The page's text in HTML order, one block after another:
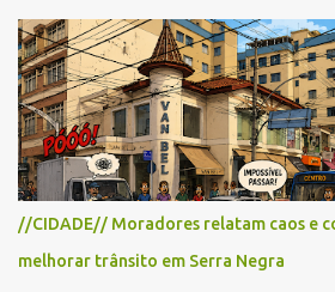
ambiental nas políticas públicas.
da Serra está localizado em uma das
Permanente no município, chamadas de
Brasileiro, Lei nº 12.651/12. As APPS são
ambiental de preservar os recursos
proteção do solo e a biodiversidade para
vida da população. No local já estão
transmissão de televisão e telefonia
comercial, sanitário público, pequenas
//CIDADE// Moradores relatam caos e
melhorar trânsito em Serra Negra